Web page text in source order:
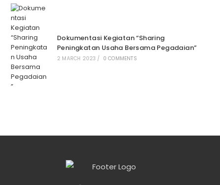
Dokumentasi Kegiatan “Sharing
Peningkatan Usaha Bersama Pegadaian”
2 MARCH 2023 / 0 COMMENTS